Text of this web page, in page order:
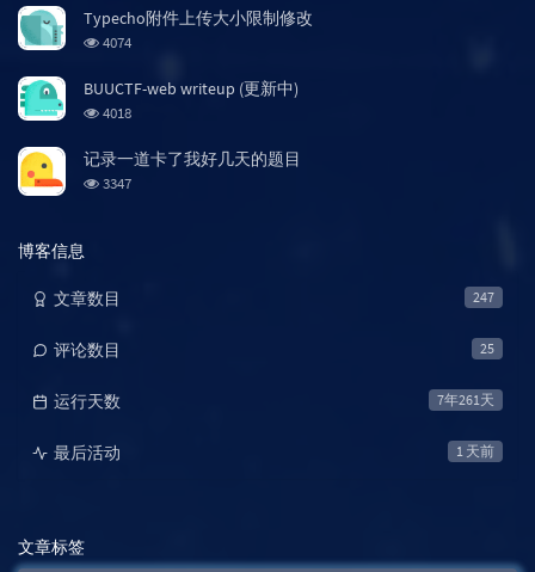
次
数:
Typecho附件上传大小限制修改
浏
次
4074
BUUCTF-web writeup (更新中)
浏
次
数:
4018
记录一道卡了我好几天的题目
浏
3347
博客信息
247
文章数目
25
评论数目
7年261天
运行天数
1 天前
最后活动
文章标签